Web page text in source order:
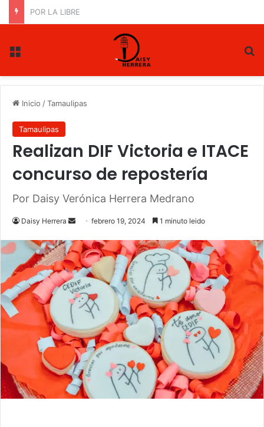
PAN ratifica triunfo de Gloria y Truko
Inicio /Tamaulipas
Tamaulipas
Realizan DIF Victoria e ITACE
concurso de repostería
Por Daisy Verónica Herrera Medrano
Daisy Herrera
n
d
a
n
e
a
i
l
febrero 19, 2024 1 minuto leido